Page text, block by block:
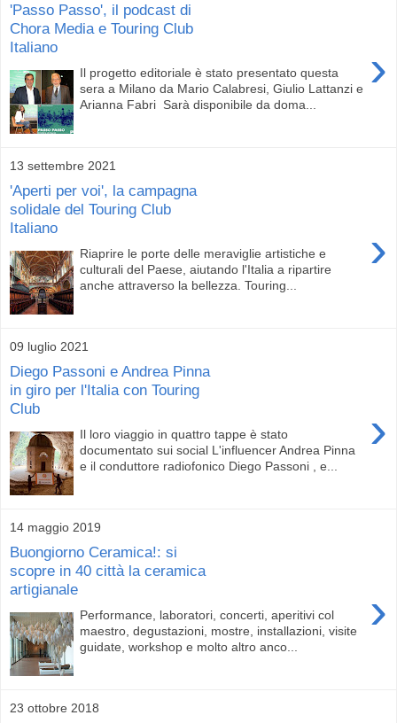
'Passo Passo', il podcast di
Chora Media e Touring Club
Italiano
›
Il progetto editoriale è stato presentato questa
sera a Milano da Mario Calabresi, Giulio Lattanzi e
Arianna Fabri Sarà disponibile da doma...
13 settembre 2021
'Aperti per voi', la campagna
solidale del Touring Club
Italiano
›
Riaprire le porte delle meraviglie artistiche e
culturali del Paese, aiutando l'Italia a ripartire
anche attraverso la bellezza. Touring...
09 luglio 2021
Diego Passoni e Andrea Pinna
in giro per l'Italia con Touring
Club
›
Il loro viaggio in quattro tappe è stato
documentato sui social L'influencer Andrea Pinna
e il conduttore radiofonico Diego Passoni , e...
14 maggio 2019
Buongiorno Ceramica!: si
scopre in 40 città la ceramica
artigianale
›
Performance, laboratori, concerti, aperitivi col
maestro, degustazioni, mostre, installazioni, visite
guidate, workshop e molto altro anco...
23 ottobre 2018